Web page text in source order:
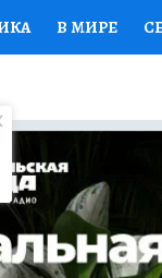
В МИРЕ
СЕМЬЯ
ГИД